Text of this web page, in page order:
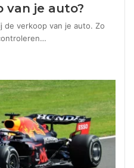
van je auto?
de verkoop van je auto. Zo